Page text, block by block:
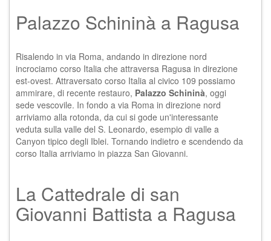
Palazzo Schininà a Ragusa
Risalendo in via Roma, andando in direzione nord
incrociamo corso Italia che attraversa Ragusa in direzione
est-ovest. Attraversato corso Italia al civico 109 possiamo
ammirare, di recente restauro, Palazzo Schininà, oggi
sede vescovile. In fondo a via Roma in direzione nord
arriviamo alla rotonda, da cui si gode un'interessante
veduta sulla valle del S. Leonardo, esempio di valle a
Canyon tipico degli Iblei. Tornando indietro e scendendo da
corso Italia arriviamo in piazza San Giovanni.
La Cattedrale di san
Giovanni Battista a Ragusa